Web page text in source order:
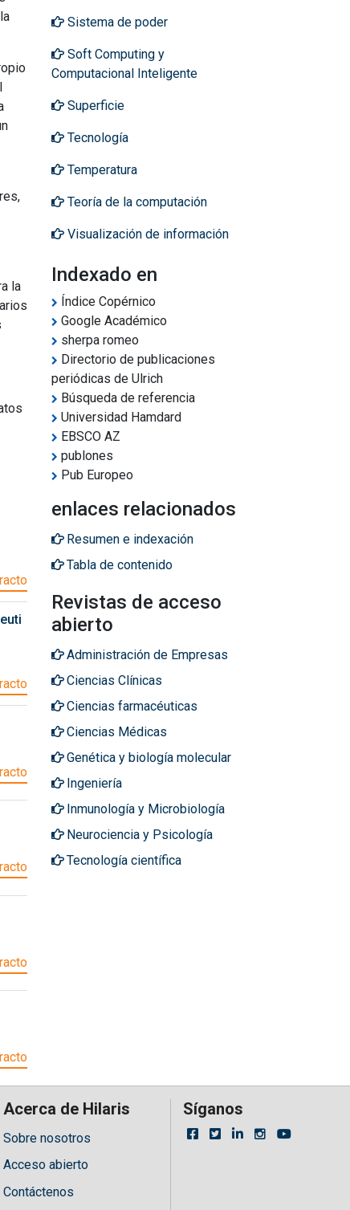
la
Sistema de poder
Soft Computing y
Computacional Inteligente
Superficie
Tecnología
Temperatura
Teoría de la computación
Visualización de información
Indexado en
Índice Copérnico
Google Académico
sherpa romeo
Directorio de publicaciones
periódicas de Ulrich
Búsqueda de referencia
Universidad Hamdard
EBSCO AZ
publones
Pub Europeo
enlaces relacionados
Resumen e indexación
Tabla de contenido
Revistas de acceso
abierto
Administración de Empresas
Ciencias Clínicas
Ciencias farmacéuticas
Ciencias Médicas
Genética y biología molecular
Ingeniería
Inmunología y Microbiología
Neurociencia y Psicología
Tecnología científica
Acerca de Hilaris
Sobre nosotros
Acceso abierto
Contáctenos
Síganos